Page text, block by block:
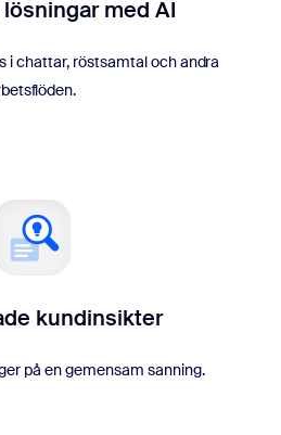
med AI
i chattar, röstsamtal och andra
kundinsikter
på en gemensam sanning.